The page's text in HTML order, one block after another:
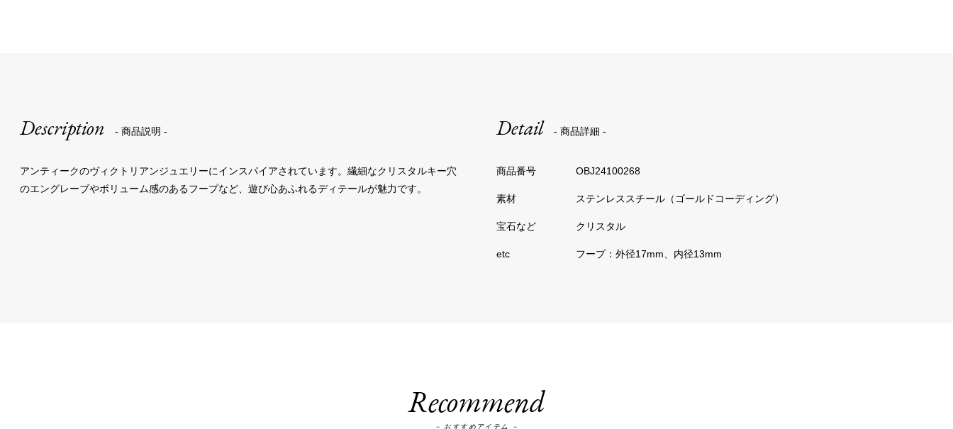
Description - 商品説明 -
アンティークのヴィクトリアンジュエリーにインスパイアされています。繊細なクリスタルキー穴
のエングレーブやボリューム感のあるフープなど、遊び心あふれるディテールが魅力です。
Detail - 商品詳細 -
OBJ24100268
ステンレススチール（ゴールドコーディング）
クリスタル
フープ：外径17mm、内径13mm
Recommend
－ おすすめアイテム －